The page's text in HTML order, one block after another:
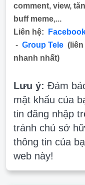
comment, view,
buff meme,...
Liên hệ:
- Group Tele
nhanh nhất)
Lưu ý: Đảm
mật khẩu của
tin đăng nhập
tránh chủ sở
thông tin của
web này!